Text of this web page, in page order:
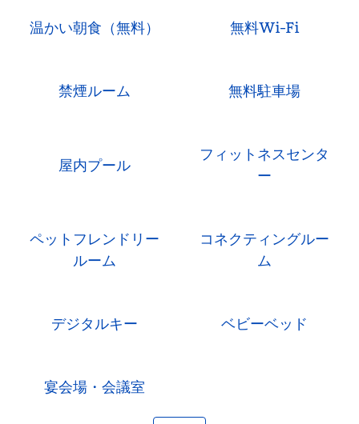
温かい朝食（無料） 無料Wi-Fi
禁煙ルーム 無料駐車場
屋内プール
フィットネスセンタ
ー
ペットフレンドリー
ルーム
コネクティングルー
ム
デジタルキー ベビーベッド
宴会場・会議室